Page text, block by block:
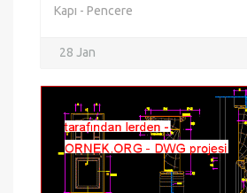
Kapı - Pencere
28 Jan